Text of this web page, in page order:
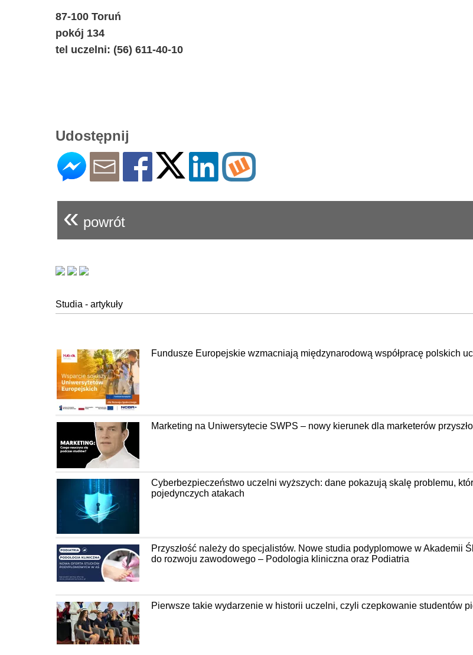
87-100 Toruń
pokój 134
tel uczelni: (56) 611-40-10
Udostępnij
« powrót
Studia - artykuły
Fundusze Europejskie wzmacniają międzynarodową współpracę polskich
Marketing na Uniwersytecie SWPS – nowy kierunek dla marketerów
Cyberbezpieczeństwo uczelni wyższych: dane pokazują skalę problemu,
pojedynczych atakach
Przyszłość należy do specjalistów. Nowe studia podyplomowe w Akademii
do rozwoju zawodowego – Podologia kliniczna oraz Podiatria
Pierwsze takie wydarzenie w historii uczelni, czyli czepkowanie studentów